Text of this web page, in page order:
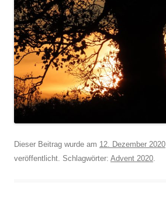
Dieser Beitrag wurde am 12. Dezember 2020
veröffentlicht. Schlagwörter: Advent 2020.